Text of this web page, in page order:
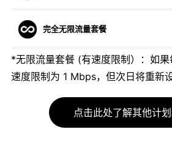
完全无限流量套餐
*无限流量套餐 (有速度限制）：如
速度限制为 1 Mbps，但次日将重新设
点击此处了解其他计